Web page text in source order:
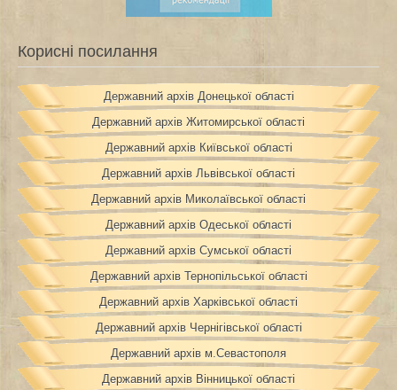
Корисні посилання
Державний архів Донецької області
Державний архів Житомирської області
Державний архів Київської області
Державний архів Львівської області
Державний архів Миколаївської області
Державний архів Одеської області
Державний архів Сумської області
Державний архів Тернопільської області
Державний архів Харківської області
Державний архів Чернігівської області
Державний архів м.Севастополя
Державний архів Вінницької області